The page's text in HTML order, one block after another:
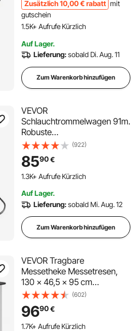
Windgeschwindigkeit
Luftdruck
Innen/Außentemperatur und
Zusätzlich10,00 €rabatt mit
gutschein
1.5K+ Aufrufe Kürzlich
Auf Lager.
Lieferung:sobald Di. Aug. 11
Zum Warenkorb hinzufügen
VEVOR
Schlauchtrommelwagen 91m.
Robuste
Gartenwasserbepflanzung
mit Korb
(922)
8590€
1.3K+ Aufrufe Kürzlich
Auf Lager.
Lieferung:sobald Mi. Aug. 12
Zum Warenkorb hinzufügen
VEVOR Tragbare
Messetheke Messetresen,
130 × 46,5 × 95 cm
Messestand Ausstellungs-
Thekenständer, Faltbarer
Promotion-Einzelhandels-
Bartisch, Pop-Up-Podium mit
(602)
9690€
1.7K+ Aufrufe Kürzlich